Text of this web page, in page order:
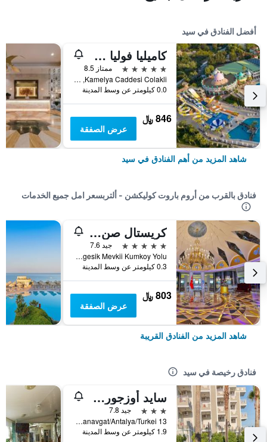
أفضل الفنادق في سيد
كاميليا فوليا هوتل -سشامامل جميع الخدمات
5 نجوم
ممتاز 8.5
Kamelya Caddesi Colakli, سيد, تركيا
0.0 كيلومتر عن وسط المدينة
846 ﷼
عرض الصفقة
شاهد المزيد من أهم الفنادق في سيد
فنادق بالقرب من أروم باروت كوليكشن - ألتربسعر امل جميع الخدمات
كريستال صن سيت بيرل كوليكشن -سعامامل جميع الخدمات
5 نجوم
جيد 7.6
Bingesik Mevkii Kumkoy Yolu, سيد, تركيا
0.3 كيلومتر عن وسط المدينة
803 ﷼
عرض الصفقة
شاهد المزيد من الفنادق القريبة
فنادق رخيصة في سيد
سايد أوزجورهان هوتل
3 نجوم
جيد 7.8
13 Cennetler Caddesi Side Cennetler Caddesi No:13 Manavgat/Antalya/Turkei, سيد, تركيا
1.9 كيلومتر عن وسط المدينة